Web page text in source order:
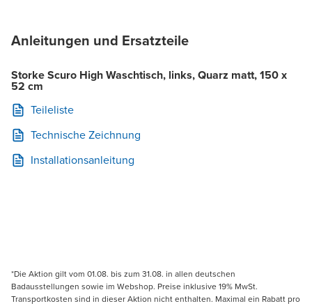
Anleitungen und Ersatzteile
Storke Scuro High Waschtisch, links, Quarz matt, 150 x
52 cm
Teileliste
Technische Zeichnung
Installationsanleitung
*Die Aktion gilt vom 01.08. bis zum 31.08. in allen deutschen
Badausstellungen sowie im Webshop. Preise inklusive 19% MwSt.
Transportkosten sind in dieser Aktion nicht enthalten. Maximal ein Rabatt pro